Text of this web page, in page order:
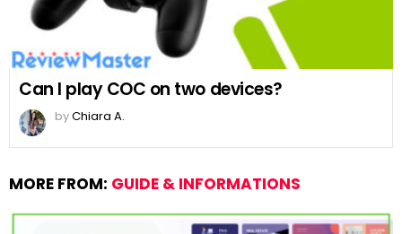
Can I play COC on two devices?
byChiara A.
MORE FROM: GUIDE & INFORMATIONS